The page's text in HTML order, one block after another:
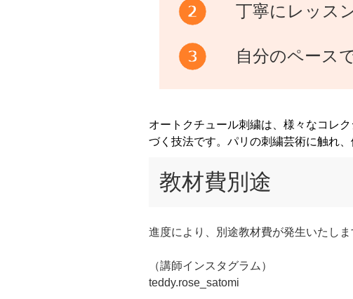
丁寧にレッス
自分のペース
オートクチュール刺繍は、様々なコレ
づく技法です。パリの刺繍芸術に触れ
教材費別途
進度により、別途教材費が発生いたしま
（講師インスタグラム）
teddy.rose_satomi